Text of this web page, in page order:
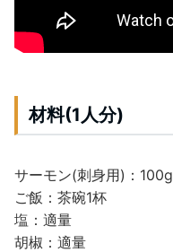
材料(1人分)
サーモン(刺身用)：100g
ご飯：茶碗1杯
塩：適量
胡椒：適量